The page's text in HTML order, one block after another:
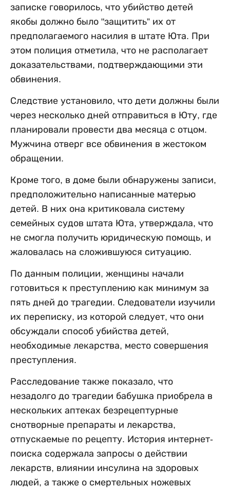
записке говорилось, что убийство детей
якобы должно было "защитить” их от
предполагаемого насилия в штате Юта. При
этом полиция отметила, что не располагает
доказательствами, подтверждающими эти
обвинения.
Следствие установило, что дети должны были
через несколько дней отправиться в Юту, где
планировали провести два месяца с отцом.
Мужчина отверг все обвинения в жестоком
обращении.
Кроме того, в доме были обнаружены записи,
предположительно написанные матерью
детей. В них она критиковала систему
семейных судов штата Юта, утверждала, что
не смогла получить юридическую помощь, и
жаловалась на сложившуюся ситуацию.
По данным полиции, женщины начали
готовиться к преступлению как минимум за
пять дней до трагедии. Следователи изучили
их переписку, из которой следует, что они
обсуждали способ убийства детей,
необходимые лекарства, место совершения
преступления.
Расследование также показало, что
незадолго до трагедии бабушка приобрела в
нескольких аптеках безрецептурные
снотворные препараты и лекарства,
отпускаемые по рецепту. История интернет-
поиска содержала запросы о действии
лекарств, влиянии инсулина на здоровых
людей, а также о смертельных ножевых